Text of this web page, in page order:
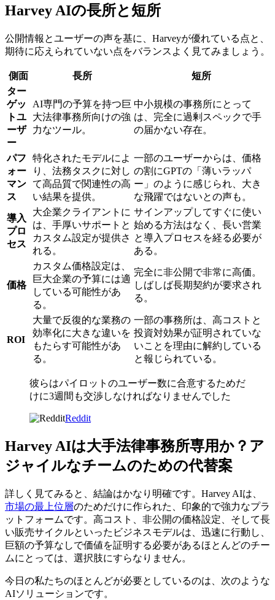
Harvey AIの長所と短所
公開情報とユーザーの声を基に、Harveyが優れている点と、
期待に応えられていない点をバランスよく見てみましょう。
側面 長所
短所
ター
ゲッ
トユ
ーザ
ー
AI専門の予算を持つ巨
大法律事務所向けの強
力なツール。
中小規模の事務所にとって
は、完全に過剰スペックで手
の届かない存在。
パフ
ォー
マン
ス
特化されたモデルによ
り、法務タスクに対し
て高品質で関連性の高
い結果を提供。
一部のユーザーからは、価格
の割にGPTの「薄いラッパ
ー」のように感じられ、大き
な飛躍ではないとの声も。
導入
プロ
セス
大企業クライアントに
は、手厚いサポートと
カスタム設定が提供さ
れる。
サインアップしてすぐに使い
始める方法はなく、長い営業
と導入プロセスを経る必要が
ある。
価格
カスタム価格設定は、
巨大企業の予算には適
している可能性があ
る。
完全に非公開で非常に高価。
しばしば長期契約が要求され
る。
ROI
大量で反復的な業務の
効率化に大きな違いを
もたらす可能性があ
る。
一部の事務所は、高コストと
投資対効果が証明されていな
いことを理由に解約している
と報じられている。
彼らはパイロットのユーザー数に合意するためだ
けに3週間も交渉しなければなりませんでした
Reddit
Harvey AIは大手法律事務所専用か？ア
ジャイルなチームのための代替案
詳しく見てみると、結論はかなり明確です。Harvey AIは、
市場の最上位層のためだけに作られた、印象的で強力なプラ
ットフォームです。高コスト、非公開の価格設定、そして長
い販売サイクルといったビジネスモデルは、迅速に行動し、
巨額の予算なしで価値を証明する必要があるほとんどのチー
ムにとっては、選択肢にすらなりません。
今日の私たちのほとんどが必要としているのは、次のような
AIソリューションです。